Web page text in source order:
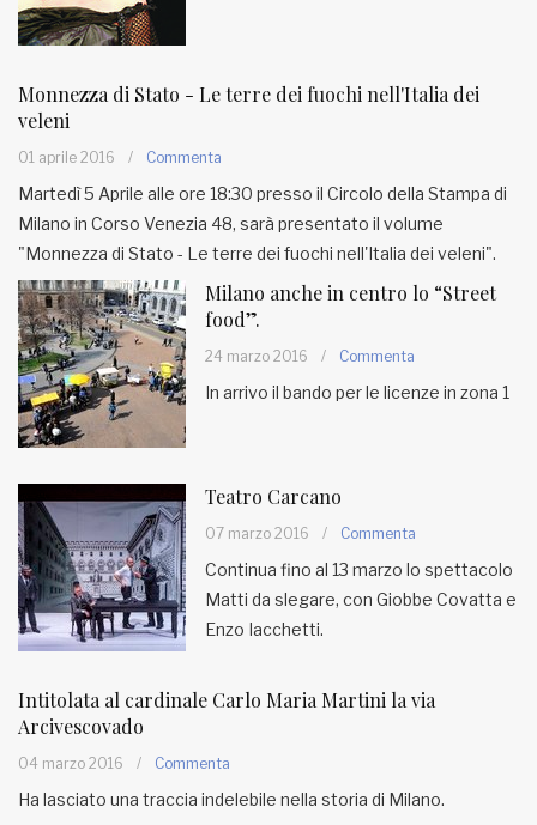
Monnezza di Stato - Le terre dei fuochi nell'Italia dei
veleni
01 aprile 2016 / Commenta
Martedì 5 Aprile alle ore 18:30 presso il Circolo della Stampa di
Milano in Corso Venezia 48, sarà presentato il volume
"Monnezza di Stato - Le terre dei fuochi nell'Italia dei veleni".
Milano anche in centro lo “Street
food”.
24 marzo 2016 / Commenta
In arrivo il bando per le licenze in zona 1
Teatro Carcano
07 marzo 2016 / Commenta
Continua fino al 13 marzo lo spettacolo
Matti da slegare, con Giobbe Covatta e
Enzo Iacchetti.
Intitolata al cardinale Carlo Maria Martini la via
Arcivescovado
04 marzo 2016 / Commenta
Ha lasciato una traccia indelebile nella storia di Milano.